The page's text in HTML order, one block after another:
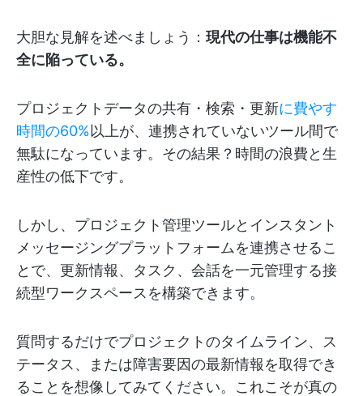
大胆な見解を述べましょう： 現代の仕事は機能不
全に陥っている。
プロジェクトデータの共有・検索・更新に費やす
時間の60% 以上が、連携されていないツール間で
無駄になっています。その結果？時間の浪費と生
産性の低下です。
しかし、プロジェクト管理ツールとインスタント
メッセージングプラットフォームを連携させるこ
とで、更新情報、タスク、会話を一元管理する接
続型ワークスペースを構築できます。
質問するだけでプロジェクトのタイムライン、ス
テータス、または障害要因の最新情報を取得でき
ることを想像してみてください。これこそが真の